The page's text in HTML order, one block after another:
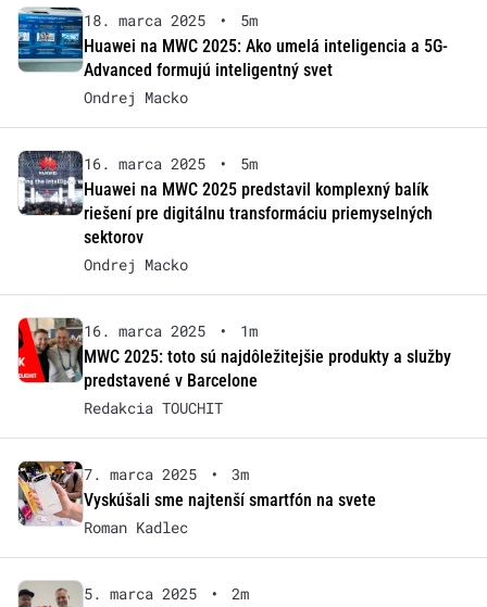
18. marca 2025 •
5m
Huawei na MWC 2025: Ako umelá inteligencia a 5G-
Advanced formujú inteligentný svet
Ondrej Macko
16. marca 2025 •
5m
Huawei na MWC 2025 predstavil komplexný balík
riešení pre digitálnu transformáciu priemyselných
sektorov
Ondrej Macko
16. marca 2025 •
1m
MWC 2025: toto sú najdôležitejšie produkty a služby
predstavené v Barcelone
Redakcia TOUCHIT
7. marca 2025 •
3m
Vyskúšali sme najtenší smartfón na svete
Roman Kadlec
5. marca 2025 •
2m